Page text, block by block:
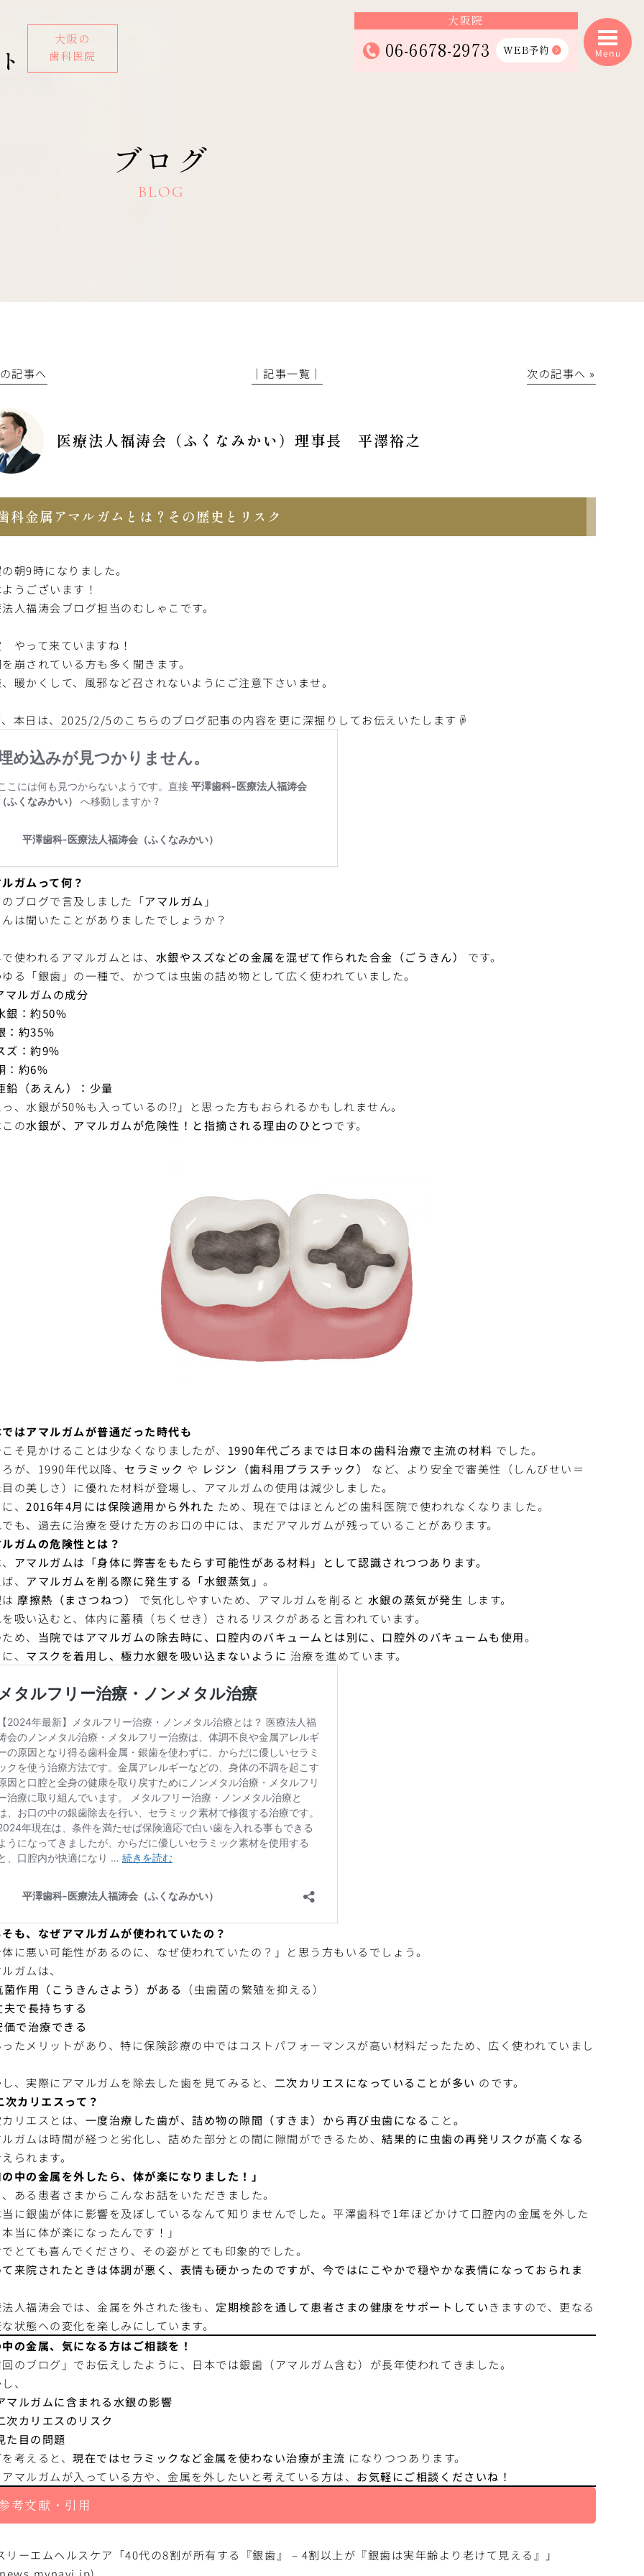
大阪の
歯科医院
大阪院
06-6678-2973 WEB予約
ブログ
BLOG
記事へ │記事一覧│ 次の記事へ »
医療法人福涛会（ふくなみかい）理事長 平澤裕之
科金属アマルガムとは？その歴史とリスク
朝9時になりました。
うございます！
人福涛会ブログ担当のむしゃこです。
やって来ていますね！
崩されている方も多く聞きます。
暖かくして、風邪など召されないようにご注意下さいませ。
、本日は、2025/2/5のこちらのブログ記事の内容を更に深掘りしてお伝えいたします☟
ガムって何？
ブログで言及しました「アマルガム 」
は聞いたことがありましたでしょうか？
使われるアマルガムとは、 水銀やスズなどの金属を混ぜて作られた合金（ごうきん）
です。
ゆる「銀歯」の一種で、かつては虫歯の詰め物として広く使われていました。
マルガムの成分
銀：約50%
：約35%
ズ：約9%
：約6%
鉛（あえん）：少量
っ、水銀が50%も入っているの⁉」と思った方もおられるかもしれません。
の水銀が、アマルガムが危険性！と指摘される理由のひとつです。
ではアマルガムが普通だった時代も
そ見かけることは少なくなりましたが、 1990年代ごろまでは日本の歯科治療で主流の材料 でした。
が、1990年代以降、 セラミック や レジン（歯科用プラスチック）
など、より安全で審美性（しんびせい＝
目の美しさ）に優れた材料が登場し、アマルガムの使用は減少しました。
、2016年4月には保険適用から外れた ため、現在ではほとんどの歯科医院で使われなくなりました。
も、過去に治療を受けた方のお口の中には、まだアマルガムが残っていることがあります。
ガムの危険性とは？
アマルガムは「身体に弊害をもたらす可能性がある材料」として認識されつつあります。
、 アマルガムを削る際に発生する「水銀蒸気」。
摩擦熱（まさつねつ） で気化しやすいため、アマルガムを削ると 水銀の蒸気が発生 します。
吸い込むと、体内に蓄積（ちくせき）されるリスクがあると言われています。
め、
当院ではアマルガムの除去時に、口腔内のバキュームとは別に、口腔外のバキュームも使用。
、 マスクを着用し、極力水銀を吸い込まないように 治療を進めています。
も、なぜアマルガムが使われていたの？
体に悪い可能性があるのに、なぜ使われていたの？」と思う方もいるでしょう。
ガムは、
菌作用（こうきんさよう）がある （虫歯菌の繁殖を抑える）
夫で長持ちする
価で治療できる
ったメリットがあり、特に保険診療の中ではコストパフォーマンスが高い材料だったため、広く使われていまし
し、実際にアマルガムを除去した歯を見てみると、 二次カリエスになっていることが多い のです。
次カリエスって？
リエスとは、 一度治療した歯が、詰め物の隙間（すきま）から再び虫歯になる こと 。
ルガムは時間が経つと劣化し、詰めた部分との間に隙間ができるため、結果的に虫歯の再発リスクが高くなる
られます。
の中の金属を外したら、体が楽になりました！」
ある患者さまからこんなお話をいただきました。
当に銀歯が体に影響を及ぼしているなんて知りませんでした。平澤歯科で1年ほどかけて口腔内の金属を外した
本当に体が楽になったんです！」
とても喜んでくださり、その姿がとても印象的でした。
来院されたときは体調が悪く、表情も硬かったのですが、今ではにこやかで穏やかな表情になっておられま
人福涛会では、金属を外された後も、 定期検診を通して患者さまの健康をサポートしていきますので、更なる
状態への変化を楽しみにしています。
の金属、気になる方はご相談を ！
回のブログ」でお伝えしたように、日本では銀歯（アマルガム含む）が長年使われてきました。
、
マルガムに含まれる水銀の影響
次カリエスのリスク
た目の問題
考えると、現在ではセラミックなど金属を使わない治療が主流 になりつつあります。
マルガムが入っている方や、金属を外したいと考えている方は、 お気軽にご相談くださいね！
考文献・引用
リーエムヘルスケア「40代の8割が所有する『銀歯』 – 4割以上が『銀歯は実年齢より老けて見える』」